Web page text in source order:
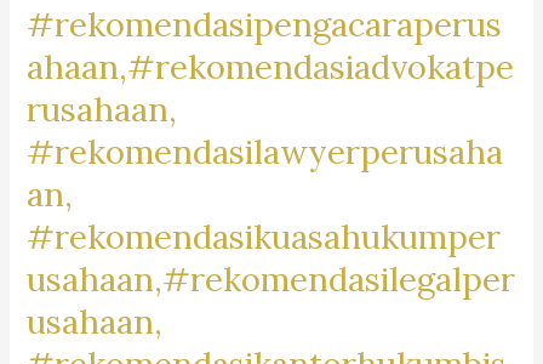
#MotorCommunityRancamanyar,
#JualBeliMotorRancamanyar,
#MotorDijualRancamanyar,
#RancamanyarMotorClub,
#RancamanyarBikeLife,
#RancamanyarMotorMark,
#MotorBaleendah,
#BaleendahRiders,
#BikersBaleendah,
#MotorCommunityBaleendah,
#rekomendasipengacaraperus
ahaan,#rekomendasiadvokatpe
rusahaan,
#rekomendasilawyerperusaha
an,
#rekomendasikuasahukumper
usahaan,#rekomendasilegalper
usahaan,